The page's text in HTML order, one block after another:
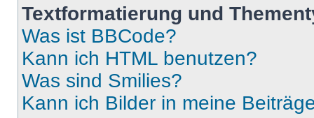
Textformatierung und
Was ist BBCode?
Kann ich HTML benutzen?
Was sind Smilies?
Kann ich Bilder in meine